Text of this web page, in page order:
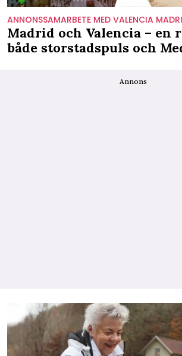
ANNONSSAMARBETE MED VALENCIA
Madrid och Valencia – en
både storstadspuls och
Annons